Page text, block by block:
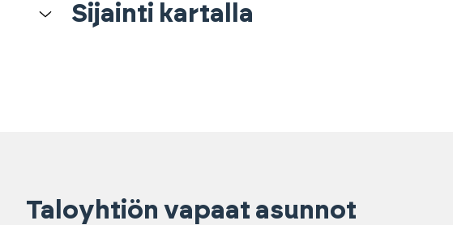
Sijainti kartalla
Taloyhtiön vapaat asunnot